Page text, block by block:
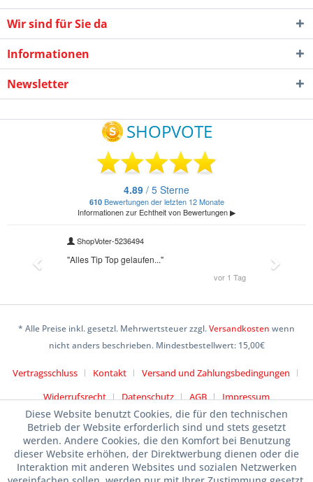
Wir sind für Sie da
Informationen
Newsletter
* Alle Preise inkl. gesetzl. Mehrwertsteuer zzgl.Versandkosten wenn
nicht anders beschrieben. Mindestbestellwert: 15,00€
Vertragsschluss Kontakt
Versand und Zahlungsbedingungen
Widerrufsrecht
Datenschutz AGB Impressum
Diese Website benutzt Cookies, die für den technischen
Betrieb der Website erforderlich sind und stets gesetzt
werden. Andere Cookies, die den Komfort bei Benutzung
dieser Website erhöhen, der Direktwerbung dienen oder die
Interaktion mit anderen Websites und sozialen Netzwerken